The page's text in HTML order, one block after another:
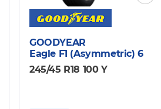
GOODYEAR
Eagle F1 (Asymmetric) 6
245/45 R18 100 Y